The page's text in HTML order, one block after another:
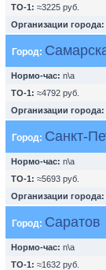
ТО-1: ≈3225 руб.
Организации города:
Город:
Нормо-час: n\a
ТО-1: ≈4792 руб.
Организации города:
Город: Санкт-
Нормо-час: n\a
ТО-1: ≈5693 руб.
Организации города:
Город: Саратов
Нормо-час: n\a
ТО-1: ≈1632 руб.